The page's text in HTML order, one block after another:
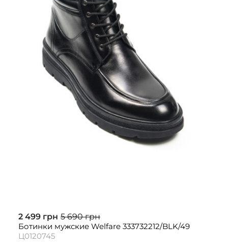
2 499 грн 5 690 грн
Ботинки мужские Welfare 333732212/BLK/49
Ц0120745